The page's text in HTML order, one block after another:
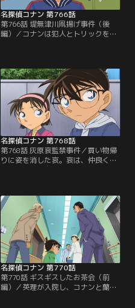
名探偵コナン 第766話
第766話 堤無津川凧揚げ事件（後
編）／コナンは犯人とトリックを見
たと伝え、歩美は携帯を紛失した事
を告白。コナンは携帯に犯人の証拠
が残っている事に期待する。容疑者
に聞こえる声で、落とした携帯は録
音中だったから拾った人の声が録れ
ていると語って…。
名探偵コナン 第768話
第768話 灰原哀監禁事件／買い物帰
りに姿を消した哀。哀は、仲良くな
ったミツルの自宅を訪ね、強盗に監
ツル。付けっ放しのテレビで流れる
ニュースはミツルの元夫、檜垣直志
が何者かに殺害されたという事件を
報じていた。コナンは哀からの話を
聞いてアリバイトリックを見破っ
て…。
名探偵コナン 第770話
第770話 ギスギスしたお茶会（前
編）／英理が入院し、コナンと蘭、